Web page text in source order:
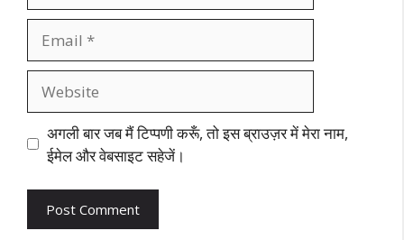
अगली बार जब मैं टिप्पणी करूँ, तो इस ब्राउज़र में मेरा नाम,
ईमेल और वेबसाइट सहेजें।